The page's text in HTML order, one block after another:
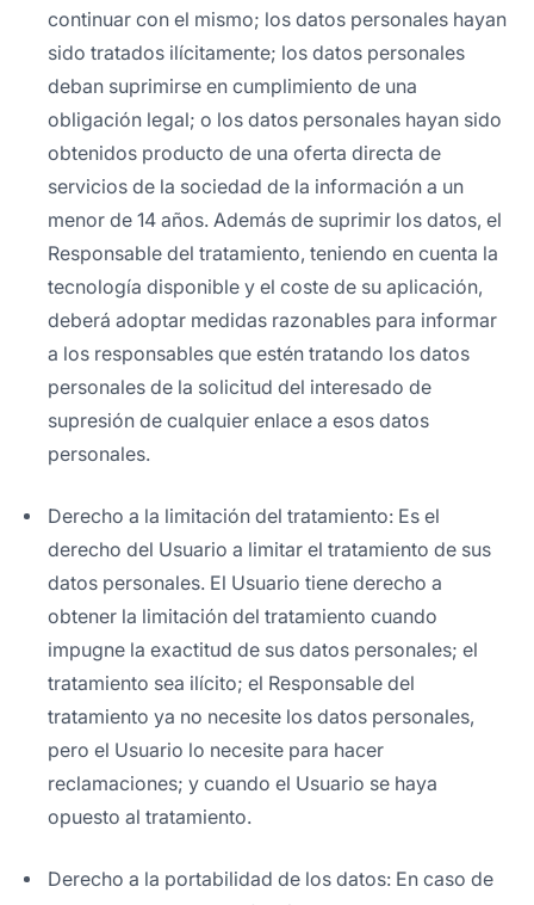
continuar con el mismo; los datos personales hayan
sido tratados ilícitamente; los datos personales
deban suprimirse en cumplimiento de una
obligación legal; o los datos personales hayan sido
obtenidos producto de una oferta directa de
servicios de la sociedad de la información a un
menor de 14 años. Además de suprimir los datos, el
Responsable del tratamiento, teniendo en cuenta la
tecnología disponible y el coste de su aplicación,
deberá adoptar medidas razonables para informar
a los responsables que estén tratando los datos
personales de la solicitud del interesado de
supresión de cualquier enlace a esos datos
personales.
Derecho a la limitación del tratamiento: Es el
derecho del Usuario a limitar el tratamiento de sus
datos personales. El Usuario tiene derecho a
obtener la limitación del tratamiento cuando
impugne la exactitud de sus datos personales; el
tratamiento sea ilícito; el Responsable del
tratamiento ya no necesite los datos personales,
pero el Usuario lo necesite para hacer
reclamaciones; y cuando el Usuario se haya
opuesto al tratamiento.
Derecho a la portabilidad de los datos: En caso de